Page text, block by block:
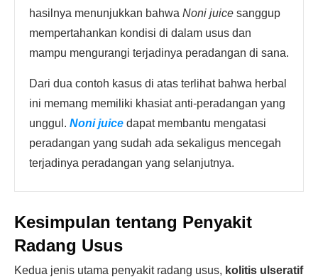
hasilnya menunjukkan bahwa Noni juice sanggup
mempertahankan kondisi di dalam usus dan
mampu mengurangi terjadinya peradangan di sana.
Dari dua contoh kasus di atas terlihat bahwa herbal
ini memang memiliki khasiat anti-peradangan yang
unggul. Noni juice dapat membantu mengatasi
peradangan yang sudah ada sekaligus mencegah
terjadinya peradangan yang selanjutnya.
Kesimpulan tentang Penyakit
Radang Usus
Kedua jenis utama penyakit radang usus, kolitis ulseratif